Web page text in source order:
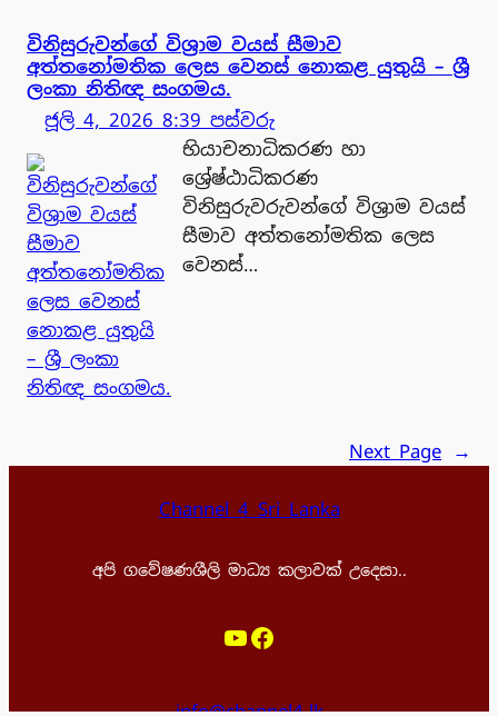
විනිසුරුවන්ගේ විශ්‍රාම වයස් සීමාව
අත්තනෝමතික ලෙස වෙනස් නොකළ යුතුයි – ශ්‍රී
ලංකා නිතිඥ සංගමය.
ජූලි 4, 2026 8:39 පස්වරු
භියාචනාධිකරණ හා
ශ්‍රේෂ්ඨාධිකරණ
විනිසුරුවරුවන්ගේ විශ්‍රාම වයස්
සීමාව අත්තනෝමතික ලෙස
වෙනස්…
Next Page →
Channel 4 Sri Lanka
අපි ගවේෂණශීලි මාධ්‍ය කලාවක් උදෙසා..
YouTube Facebook